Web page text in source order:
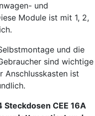
und
Module ist mit 1, 2,
und die
sind wichtige
Anschlusskasten ist
CEE 16A